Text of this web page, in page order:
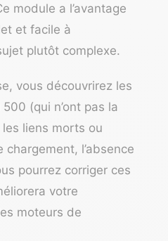
module a l’avantage
et facile à
plutôt complexe.
vous découvrirez les
(qui n’ont pas la
liens morts ou
l’absence
pourrez corriger ces
votre
moteurs de